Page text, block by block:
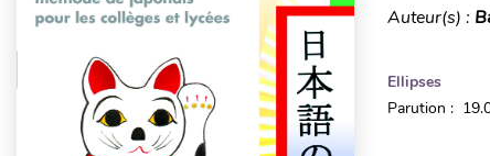
Auteur(s) :
Ellipses
Parution :